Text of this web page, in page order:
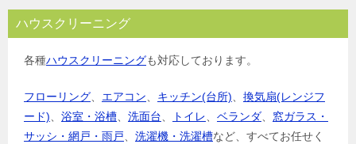
ハウスクリーニング
各種ハウスクリーニングも対応しております。
フローリング、 エアコン、 キッチン(台所)、 換気扇(レンジフ
ード)、 浴室・浴槽、 洗面台、 トイレ、 ベランダ、 窓ガラス・
サッシ・網戸・雨戸、 洗濯機・洗濯槽など、すべてお任せく